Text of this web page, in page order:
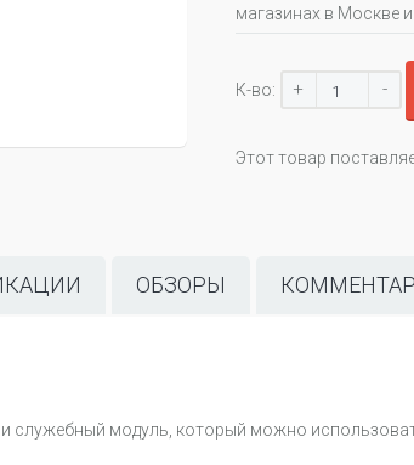
магазинах в Москве и
К-во: + -
Этот товар
ОБЗОРЫ
служебный модуль, который можно